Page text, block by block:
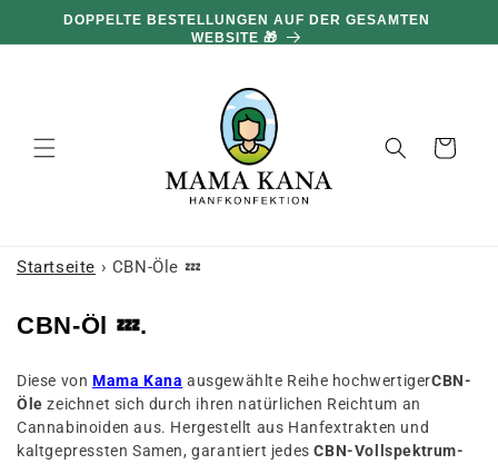
und zumDOPPELTE BESTELLUNGEN AUF DER GESAMTEN
WEBSITE 🎁
Warenkorb
Startseite › CBN-Öle 💤
S
m
m
l
CBN-Öl 💤.
Diese von Mama Kana ausgewählte Reihe hochwertigerCBN-
Öle zeichnet sich durch ihren natürlichen Reichtum an
Cannabinoiden aus. Hergestellt aus Hanfextrakten und
kaltgepressten Samen, garantiert jedesCBN-Vollspektrum-